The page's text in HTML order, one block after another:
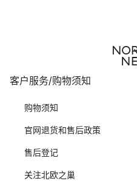
客户服务/购物须知
购物须知
官网退货和售后政策
售后登记
关注北欧之巢